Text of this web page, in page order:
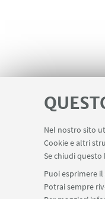
Nel nostro sito
Cookie e altri
Se chiudi
Puoi esprimere
Potrai sempre